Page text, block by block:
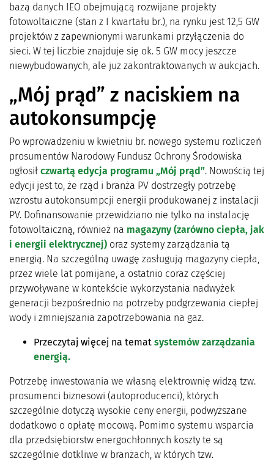
bazą danych IEO obejmującą rozwijane projekty
fotowoltaiczne (stan z I kwartału br.), na rynku jest 12,5 GW
projektów z zapewnionymi warunkami przyłączenia do
sieci. W tej liczbie znajduje się ok. 5 GW mocy jeszcze
niewybudowanych, ale już zakontraktowanych w aukcjach.
„Mój prąd” z naciskiem na
autokonsumpcję
Po wprowadzeniu w kwietniu br. nowego systemu rozliczeń
prosumentów Narodowy Fundusz Ochrony Środowiska
ogłosił czwartą edycja programu „Mój prąd”. Nowością tej
edycji jest to, że rząd i branża PV dostrzegły potrzebę
wzrostu autokonsumpcji energii produkowanej z instalacji
PV. Dofinansowanie przewidziano nie tylko na instalację
fotowoltaiczną, również na magazyny (zarówno ciepła, jak
i energii elektrycznej) oraz systemy zarządzania tą
energią. Na szczególną uwagę zasługują magazyny ciepła,
przez wiele lat pomijane, a ostatnio coraz częściej
przywoływane w kontekście wykorzystania nadwyżek
generacji bezpośrednio na potrzeby podgrzewania ciepłej
wody i zmniejszania zapotrzebowania na gaz.
Przeczytaj więcej na temat systemów zarządzania
energią.
Potrzebę inwestowania we własną elektrownię widzą tzw.
prosumenci biznesowi (autoproducenci), których
szczególnie dotyczą wysokie ceny energii, podwyższane
dodatkowo o opłatę mocową. Pomimo systemu wsparcia
dla przedsiębiorstw energochłonnych koszty te są
szczególnie dotkliwe w branżach, w których tzw.